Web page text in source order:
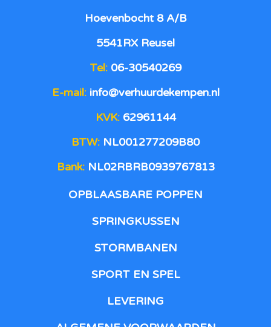
Hoevenbocht 8 A/B
5541RX Reusel
Tel: 06-30540269
E-mail: info@verhuurdekempen.nl
KVK:62961144
BTW: NL001277209B80
Bank:NL02RBRB0939767813
OPBLAASBARE POPPEN
SPRINGKUSSEN
STORMBANEN
SPORT EN SPEL
LEVERING